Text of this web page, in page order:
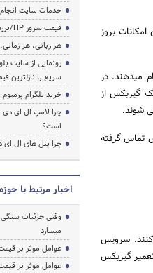
بروز
میدهند. در
گیربکس از
شوند.
تماس گرفته
کنند. سرویس
نوع مشتریان است. این مرکز دارای سابقه 30 ساله در تعمیر گیربکس
خدمات سایت انجام
قیمت سرور HP/بررسی و خرید سرور اچ پی
هر زبانی، هر
رونمایی از سایت
سریع با نازلترین
خرید تلگرام
چرا لامپ ال ای
است؟
چرا پنل های ال
اخبار مرتبط با حوزه
وقتی جزئیات
میسازد
عوامل موثر بر قیمت
عوامل موثر بر